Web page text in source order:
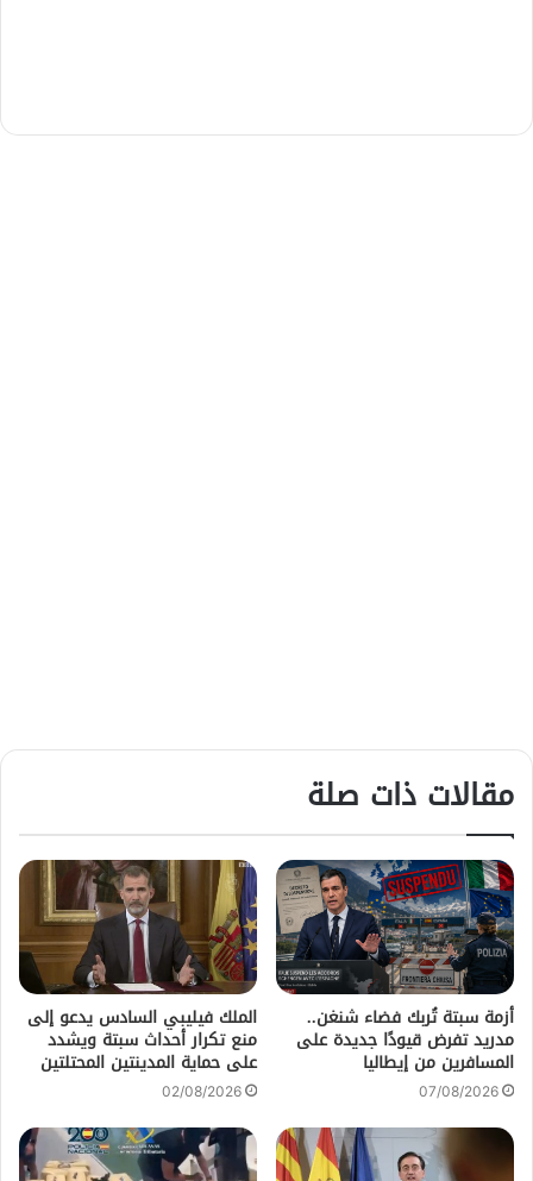
مقالات ذات صلة
أزمة سبتة تُربك فضاء شنغن..
مدريد تفرض قيودًا جديدة على
المسافرين من إيطاليا
07/08/2026
الملك فيليبي السادس يدعو إلى
منع تكرار أحداث سبتة ويشدد
على حماية المدينتين المحتلتين
02/08/2026